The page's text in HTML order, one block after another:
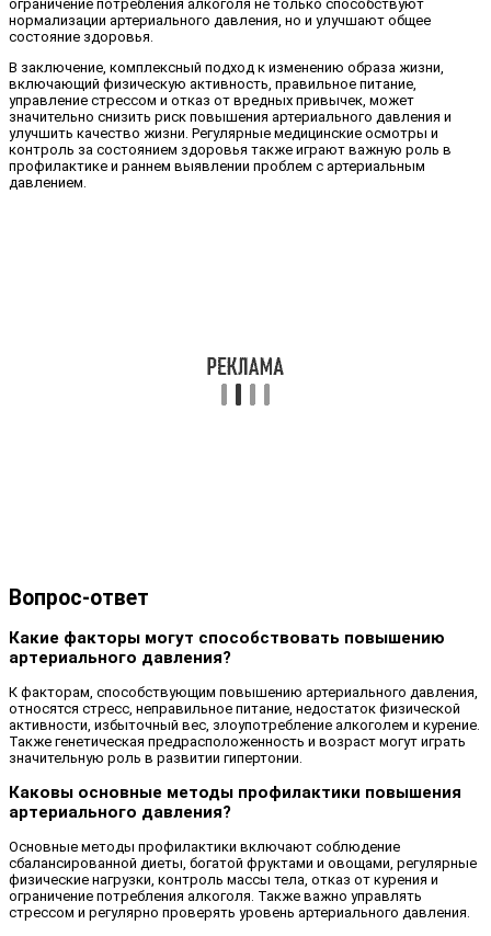
ограничение потребления алкоголя не только способствуют
нормализации артериального давления, но и улучшают общее
состояние здоровья.
В заключение, комплексный подход к изменению образа жизни,
включающий физическую активность, правильное питание,
управление стрессом и отказ от вредных привычек, может
значительно снизить риск повышения артериального давления и
улучшить качество жизни. Регулярные медицинские осмотры и
контроль за состоянием здоровья также играют важную роль в
профилактике и раннем выявлении проблем с артериальным
давлением.
Вопрос-ответ
Какие факторы могут способствовать повышению
артериального давления?
К факторам, способствующим повышению артериального давления,
относятся стресс, неправильное питание, недостаток физической
активности, избыточный вес, злоупотребление алкоголем и курение.
Также генетическая предрасположенность и возраст могут играть
значительную роль в развитии гипертонии.
Каковы основные методы профилактики повышения
артериального давления?
Основные методы профилактики включают соблюдение
сбалансированной диеты, богатой фруктами и овощами, регулярные
физические нагрузки, контроль массы тела, отказ от курения и
ограничение потребления алкоголя. Также важно управлять
стрессом и регулярно проверять уровень артериального давления.